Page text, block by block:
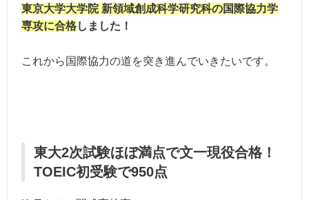
東京大学大学院 新領域創成科学研究科の国際協力学
専攻に合格しました！
これから国際協力の道を突き進んでいきたいです。
東大2次試験ほぼ満点で文一現役合格！
TOEIC初受験で950点